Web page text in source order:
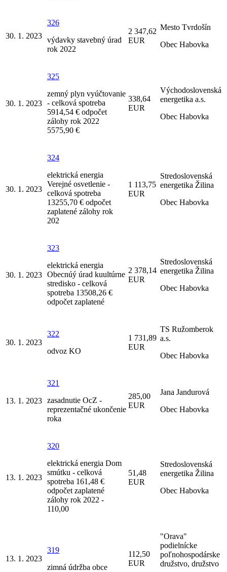
30. 1. 2023
326
výdavky stavebný úrad
rok 2022
2 347,62
EUR
Mesto Tvrdošín
Obec Habovka
30. 1. 2023
325
zemný plyn vyúčtovanie
- celková spotreba
5914,54 € odpočet
zálohy rok 2022
5575,90 €
338,64
EUR
Východoslovenská
energetika a.s.
Obec Habovka
30. 1. 2023
324
elektrická energia
Verejné osvetlenie -
celková spotreba
13255,70 € odpočet
zaplatené zálohy rok
202
1 113,75
EUR
Stredoslovenská
energetika Žilina
Obec Habovka
30. 1. 2023
323
elektrická energia
Obecnúý úrad kuultúrne
stredisko - celková
spotreba 13508,26 €
odpočet zaplatené
2 378,14
EUR
Stredoslovenská
energetika Žilina
Obec Habovka
30. 1. 2023
322
odvoz KO
1 731,89
EUR
TS Ružomberok
a.s.
Obec Habovka
13. 1. 2023
321
zasadnutie OcZ -
reprezentačné ukončenie
roka
285,00
EUR
Jana Jandurová
Obec Habovka
13. 1. 2023
320
elektrická energia Dom
smútku - celková
spotreba 161,48 €
odpočet zaplatené
zálohy rok 2022 -
110,00
51,48
EUR
Stredoslovenská
energetika Žilina
Obec Habovka
13. 1. 2023
319
zimná údržba obce
112,50
EUR
"Orava"
podielnícke
poľnohospodárske
družstvo, družstvo